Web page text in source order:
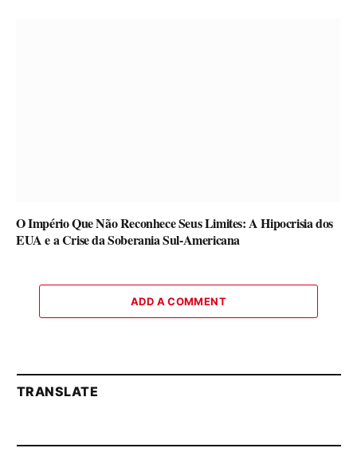
O Império Que Não Reconhece Seus Limites: A Hipocrisia dos
EUA e a Crise da Soberania Sul-Americana
ADD A COMMENT
TRANSLATE